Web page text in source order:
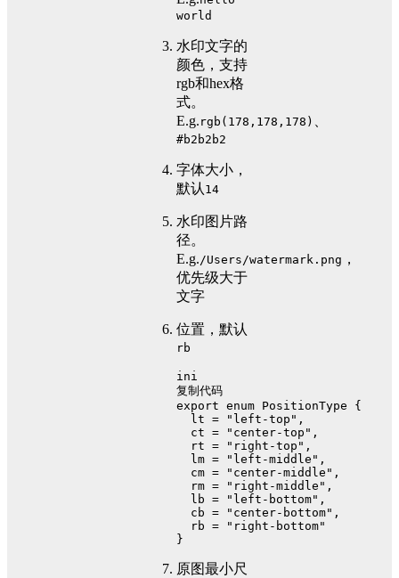
world
水印文字的
颜色，支持
rgb和hex格
式。
E.g. rgb(178,178,178)
#b2b2b2
字体大小，
默认 14
水印图片路
径。
E.g./Users/watermark.png ，
优先级大于
文字
位置，默认
rb
ini
复制代码
export enum PositionType {
lt = "left-top" ,
ct = "center-top" ,
rt = "right-top" ,
lm = "left-middle" ,
cm = "center-middle" ,
rm = "right-middle" ,
lb = "left-bottom" ,
cb = "center-bottom" ,
rb =
"right-bottom"
}
原图最小尺